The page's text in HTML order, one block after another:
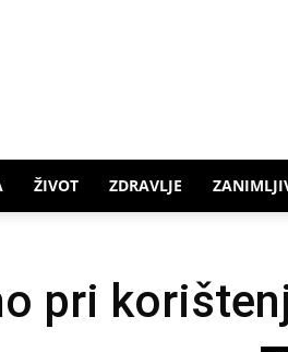
ŽIVOT ZDRAVLJE
pri